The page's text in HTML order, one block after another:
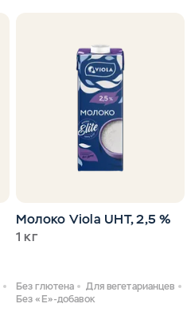
Молоко Viola UHT, 2,5 %
1 кг
Без глютена
Для вегетарианцев
Без «Е»-добавок